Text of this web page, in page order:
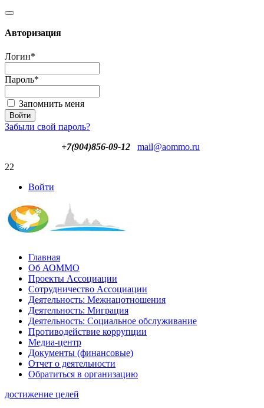
Авторизация
Логин*
Пароль*
Запомнить меня
Забыли свой пароль?
+7(904)856-09-12
mail@aommo.ru
22
Войти
Главная
Об АОММО
Проекты Ассоциации
Сотрудничество Ассоциации
Деятельность: Межнацотношения
Деятельность: Миграция
Деятельность: Социальное обслуживание
Противодействие коррупции
Медиа-центр
Документы (финансовые)
Отчет о деятельности
Обратиться в организацию
достижение целей